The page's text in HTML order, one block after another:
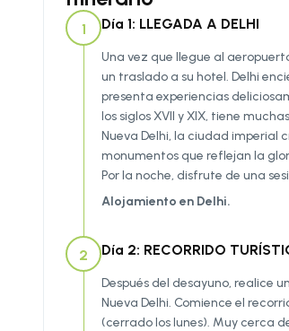
1 Día 1: LLEGADA A DELHI
Una vez que llegue al
un traslado a su hotel. Delhi
presenta experiencias
los siglos XVII y XIX, tiene
Nueva Delhi, la ciudad imperial
monumentos que reflejan la
Por la noche, disfrute de una
Alojamiento en Delhi.
2 Día 2: RECORRIDO
Después del desayuno, realice
Nueva Delhi. Comience el
(cerrado los lunes). Muy cerca